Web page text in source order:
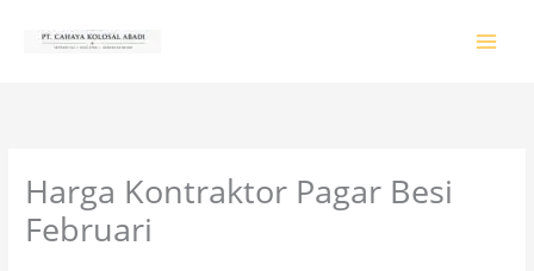
Harga Kontraktor Pagar Besi
Februari